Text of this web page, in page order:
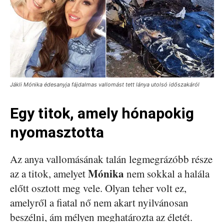
Jákli Mónika édesanyja fájdalmas vallomást tett lánya utolsó időszakáról
Egy titok, amely hónapokig
nyomasztotta
Az anya vallomásának talán legmegrázóbb része
az a titok, amelyetMónika nem sokkal a halála
előtt osztott meg vele. Olyan teher volt ez,
amelyről a fiatal nő nem akart nyilvánosan
beszélni, ám mélyen meghatározta az életét.